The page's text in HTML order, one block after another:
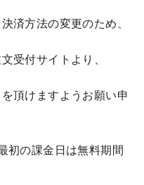
済方法の変更のため、
受付サイトより、
頂けますようお願い申
初の課金日は無料期間